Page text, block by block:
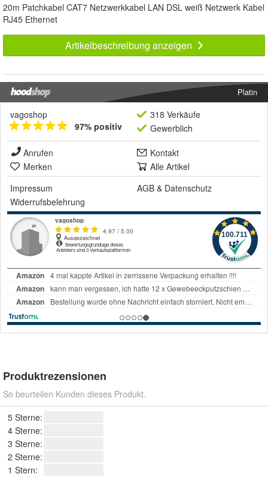
20m Patchkabel CAT7 Netzwerkkabel LAN DSL weiß Netzwerk Kabel
RJ45 Ethernet
Artikelbeschreibung anzeigen
Platin
vagoshop
97% positiv
318 Verkäufe
Gewerblich
Anrufen
Kontakt
Merken
Alle Artikel
Impressum
AGB & Datenschutz
Widerrufsbelehrung
Produktrezensionen
So beurteilen Kunden dieses Produkt.
5 Sterne:
4 Sterne:
3 Sterne:
2 Sterne:
1 Stern: